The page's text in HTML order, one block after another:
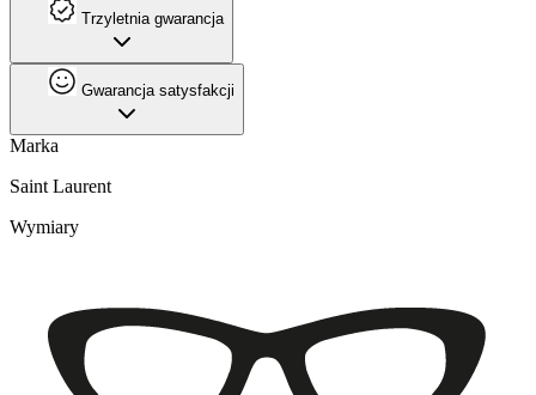
Trzyletnia gwarancja
Gwarancja satysfakcji
Marka
Saint Laurent
Wymiary